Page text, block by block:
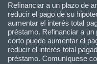
Refinanciar a un plazo de
reducir el pago de su
aumentar el interés total
préstamo. Refinanciar a
corto puede aumentar el
reducir el interés total
préstamo. Comuníquese